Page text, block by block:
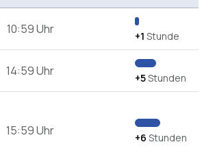
10:59 Uhr +1 Stunde
14:59 Uhr +5Stunden
15:59 Uhr +6 Stunden